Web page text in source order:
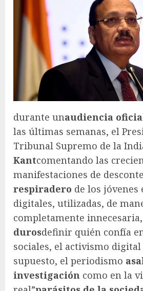
durante unaudiencia
las últimas semanas, el
Tribunal Supremo de la
Kantcomentando las
manifestaciones de
respiradero de los
digitales, utilizadas, de
completamente innecesaria,
durosdefinir quién confía
sociales, el activismo
supuesto, el periodismo
investigación como en la